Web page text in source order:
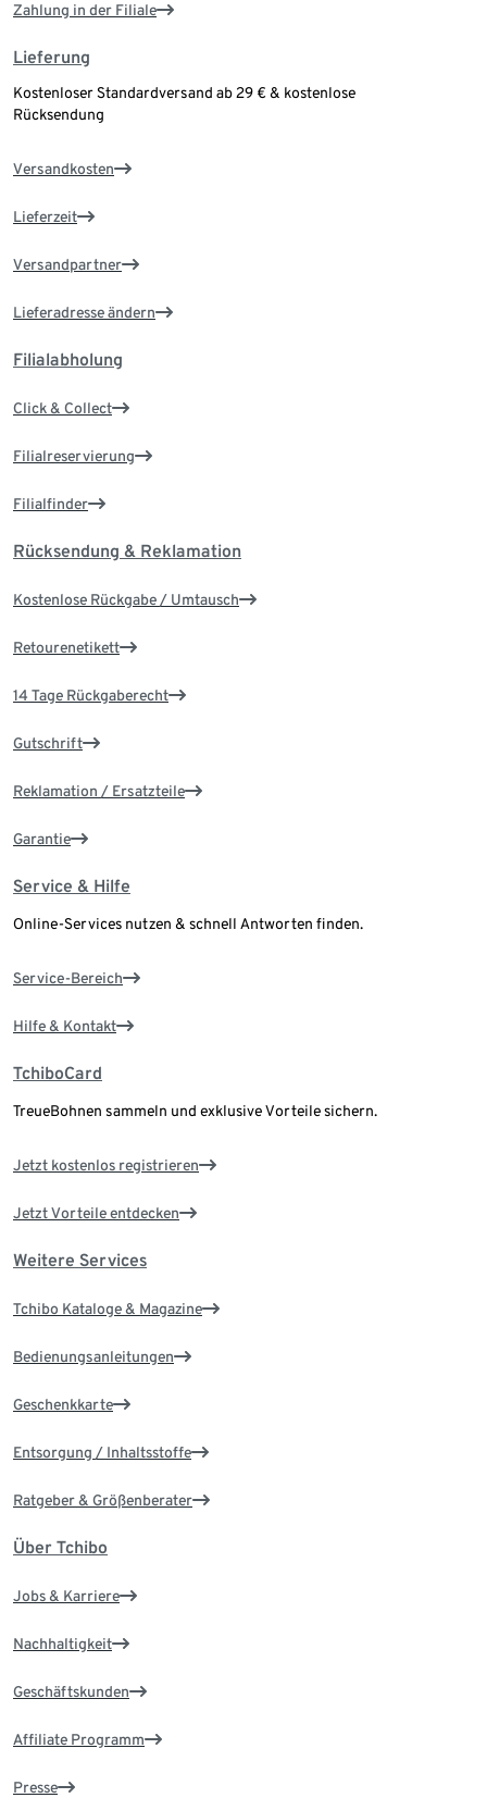
Zahlung in der Filiale
Lieferung
Kostenloser Standardversand ab 29 € & kostenlose
Rücksendung
Versandkosten
Lieferzeit
Versandpartner
Lieferadresse ändern
Filialabholung
Click & Collect
Filialreservierung
Filialfinder
Rücksendung & Reklamation
Kostenlose Rückgabe / Umtausch
Retourenetikett
14 Tage Rückgaberecht
Gutschrift
Reklamation / Ersatzteile
Garantie
Service & Hilfe
Online-Services nutzen & schnell Antworten finden.
Service-Bereich
Hilfe & Kontakt
TchiboCard
TreueBohnen sammeln und exklusive Vorteile sichern.
Jetzt kostenlos registrieren
Jetzt Vorteile entdecken
Weitere Services
Tchibo Kataloge & Magazine
Bedienungsanleitungen
Geschenkkarte
Entsorgung / Inhaltsstoffe
Ratgeber & Größenberater
Über Tchibo
Jobs & Karriere
Nachhaltigkeit
Geschäftskunden
Affiliate Programm
Presse